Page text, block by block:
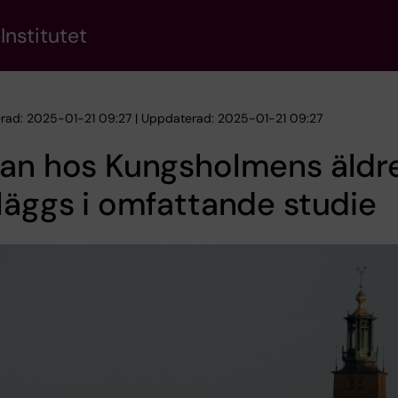
2025-01-21 09:27 | Uppdaterad: 2025-01-21 09:27
hos Kungsholmens
i omfattande studie